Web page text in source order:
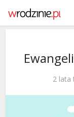
2 lata